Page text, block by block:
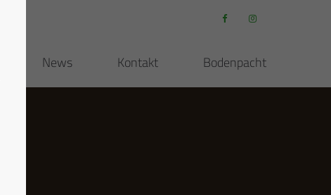
News Kontakt Bodenpacht